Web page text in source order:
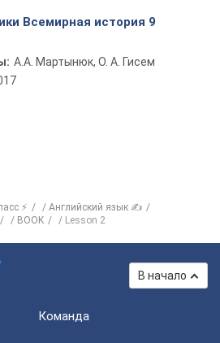
Всемирная история 9
А.А. Мартынюк, О. А. Гисем
⚡
Английский язык ✍
BOOK Lesson 2
В начало
Команда